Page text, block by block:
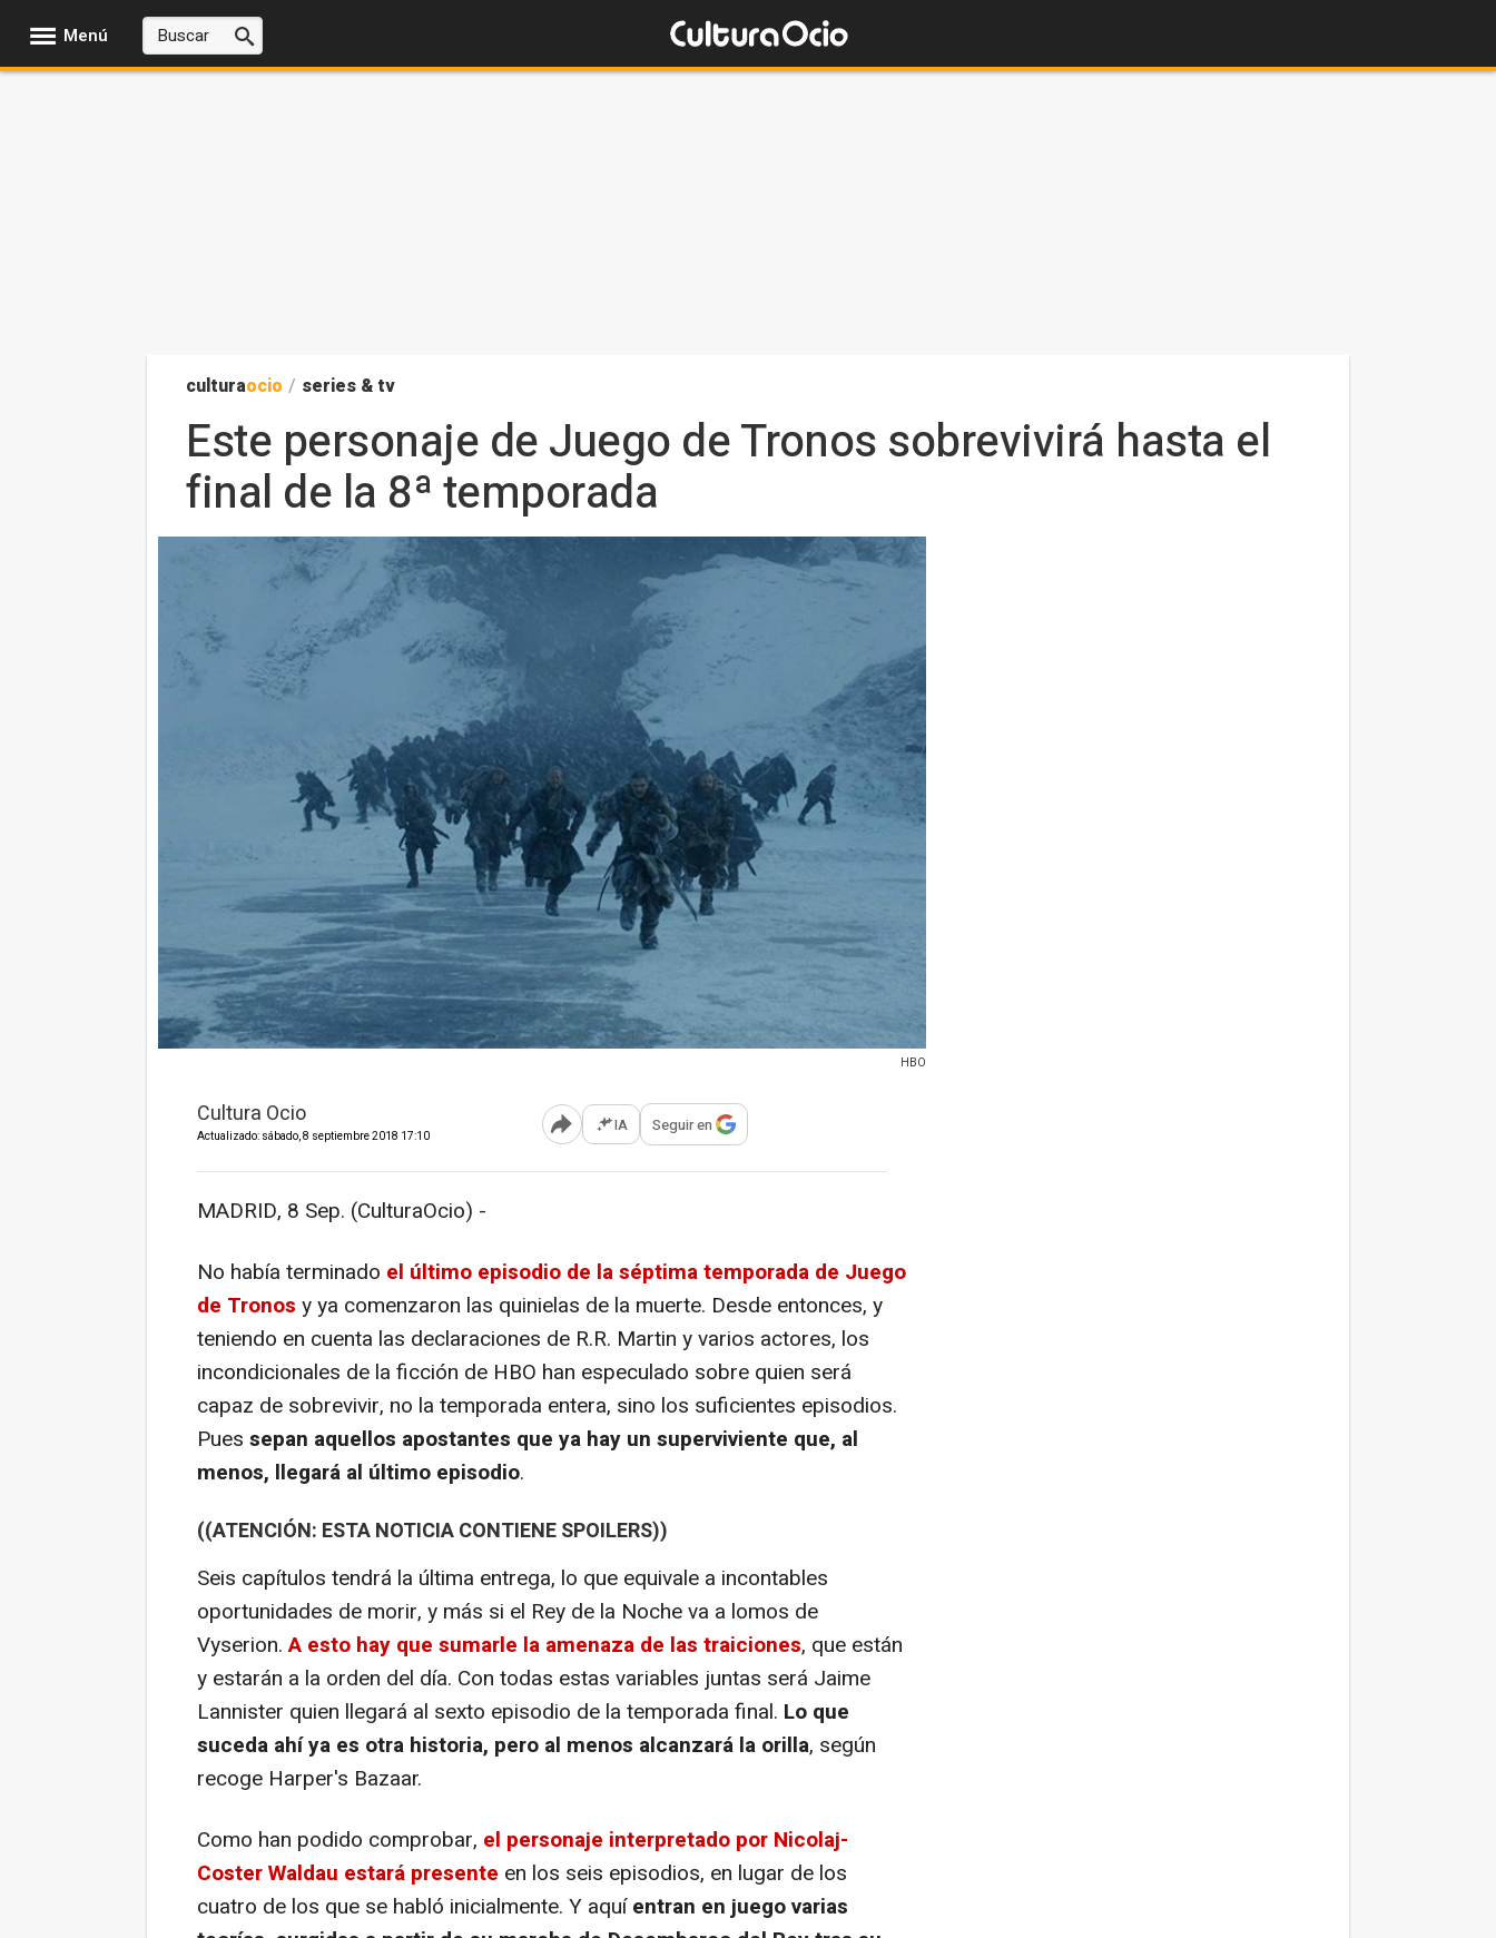
Menú
culturaocio / series & tv
Este personaje de Juego de Tronos sobrevivirá hasta el
final de la 8ª temporada
HBO
Cultura Ocio
Actualizado: sábado, 8 septiembre 2018 17:10 Abrir opciones para compartir
IA Seguir en
MADRID, 8 Sep. (CulturaOcio) -
No había terminado el último episodio de la séptima temporada de Juego
de Tronos y ya comenzaron las quinielas de la muerte. Desde entonces, y
teniendo en cuenta las declaraciones de R.R. Martin y varios actores, los
incondicionales de la ficción de HBO han especulado sobre quien será
capaz de sobrevivir, no la temporada entera, sino los suficientes episodios.
Pues sepan aquellos apostantes que ya hay un superviviente que, al
menos, llegará al último episodio.
((ATENCIÓN: ESTA NOTICIA CONTIENE SPOILERS))
Seis capítulos tendrá la última entrega, lo que equivale a incontables
oportunidades de morir, y más si el Rey de la Noche va a lomos de
Vyserion.A esto hay que sumarle la amenaza de las traiciones, que están
y estarán a la orden del día. Con todas estas variables juntas será Jaime
Lannister quien llegará al sexto episodio de la temporada final. Lo que
suceda ahí ya es otra historia, pero al menos alcanzará la orilla, según
recoge Harper's Bazaar.
Como han podido comprobar, el personaje interpretado por Nicolaj-
Coster Waldau estará presente en los seis episodios, en lugar de los
cuatro de los que se habló inicialmente. Y aquíentran en juego varias